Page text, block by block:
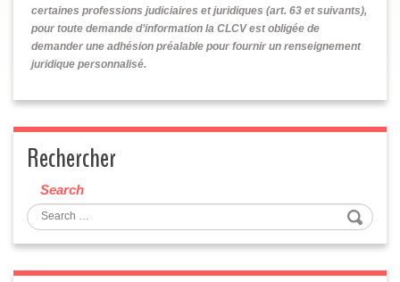
certaines professions judiciaires et juridiques (art. 63 et suivants),
pour toute demande d’information la CLCV estobligée de
demander une adhésion préalable pour fournir un renseignement
juridique personnalisé.
Rechercher
Search